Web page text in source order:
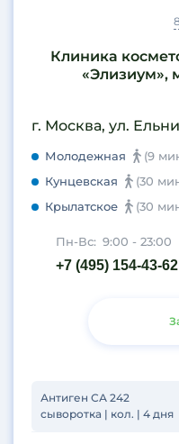
Клиника
«Элизиум»,
г. Москва, ул.
Молодежная
(9
Кунцевская
(30
Крылатское
(30
Пн-Вс: 9:00 - 23:00
+7 (495) 154-43-62
Антиген СА 242
сыворотка | кол. | 4 дня